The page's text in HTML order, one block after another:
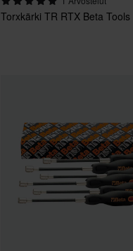
Torxkärki TR RTX Beta Tools